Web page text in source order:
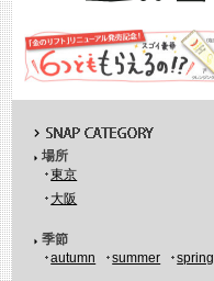
場所
東京
大阪
季節
autumn
summer spring